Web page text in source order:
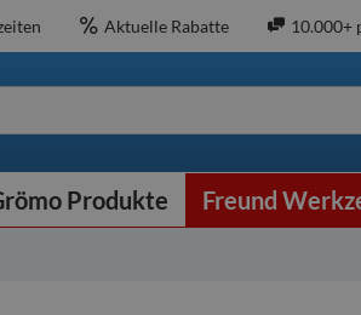
Aktuelle Rabatte 10.000+
Produkte Freund